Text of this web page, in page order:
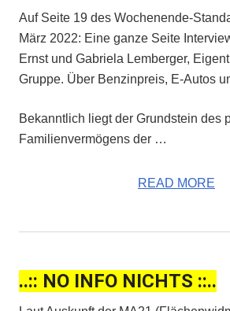
Auf Seite 19 des Wochenende-
März 2022: Eine ganze Seite
Ernst und Gabriela Lemberger,
Gruppe. Über Benzinpreis, E-Autos
Bekanntlich liegt der Grundstein des
Familienvermögens der …
READ MORE
..:: NO INFO NICHTS ::..